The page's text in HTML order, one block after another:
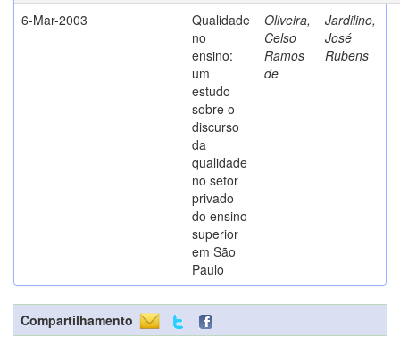
6-Mar-2003
Qualidade
no
ensino:
um
estudo
sobre o
discurso
da
qualidade
no setor
privado
do ensino
superior
em São
Paulo
Oliveira,
Celso
Ramos
de
Jardilino,
José
Rubens
Compartilhamento